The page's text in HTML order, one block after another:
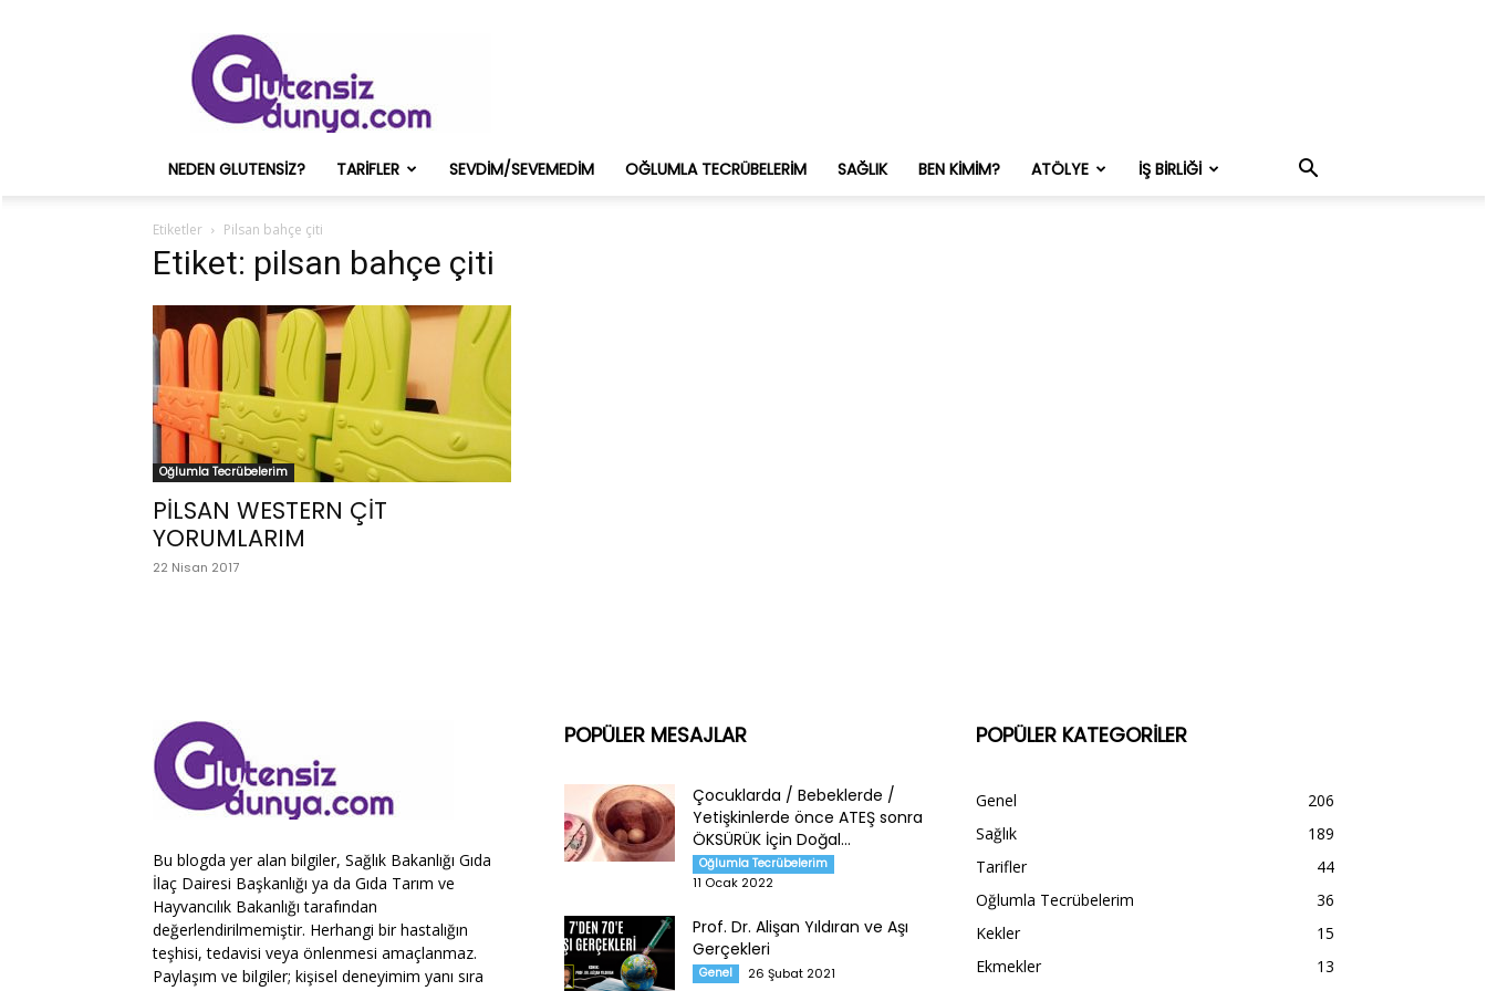
ve
Onun
Sağlık
Deneyimleri
NEDEN GLUTENSIZ? TARIFLER SEVDIM/SEVEMEDIM OĞLUMLA TECRÜBELERIM SAĞLIK BEN KIMIM? ATÖLYE İŞ BIRLIĞI
Etiketler Pilsan bahçe çiti
Etiket: pilsan bahçe çiti
Oğlumla Tecrübelerim
PİLSAN WESTERN ÇİT
YORUMLARIM
22 Nisan 2017
Bu blogda yer alan bilgiler, Sağlık Bakanlığı Gıda
İlaç Dairesi Başkanlığı ya da Gıda Tarım ve
Hayvancılık Bakanlığı tarafından
değerlendirilmemiştir. Herhangi bir hastalığın
teşhisi, tedavisi veya önlenmesi amaçlanmaz.
Paylaşım ve bilgiler; kişisel deneyimim yanı sıra
POPÜLER MESAJLAR
Çocuklarda / Bebeklerde /
Yetişkinlerde önce ATEŞ sonra
ÖKSÜRÜK İçin Doğal...
Oğlumla Tecrübelerim
11 Ocak 2022
Prof. Dr. Alişan Yıldıran ve Aşı
Gerçekleri
Genel 26 Şubat 2021
POPÜLER KATEGORİLER
Genel
206
Sağlık
189
Tarifler
44
Oğlumla Tecrübelerim
36
Kekler
15
Ekmekler
13